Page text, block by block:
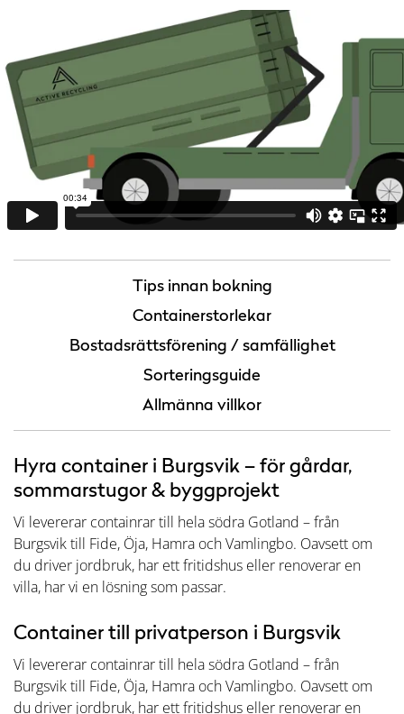
Tips innan bokning
Containerstorlekar
Bostadsrättsförening / samfällighet
Sorteringsguide
Allmänna villkor
Hyra container i Burgsvik – för gårdar,
sommarstugor & byggprojekt
Vi levererar containrar till hela södra Gotland – från
Burgsvik till Fide, Öja, Hamra och Vamlingbo. Oavsett om
du driver jordbruk, har ett fritidshus eller renoverar en
villa, har vi en lösning som passar.
Container till privatperson i Burgsvik
Vi levererar containrar till hela södra Gotland – från
Burgsvik till Fide, Öja, Hamra och Vamlingbo. Oavsett om
du driver jordbruk, har ett fritidshus eller renoverar en